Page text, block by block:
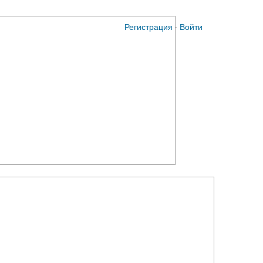
Регистрация · Войти